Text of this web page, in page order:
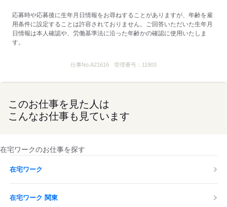
応募時や応募後に生年月日情報をお尋ねすることがありますが、年齢を雇
用条件に設定することは許容されておりません。ご回答いただいた生年月
日情報は本人確認や、労働基準法に沿った年齢かの確認に使用いたしま
す。
仕事No.A21616 管理番号： 11903
このお仕事を見た人は
こんなお仕事も見ています
在宅ワークのお仕事を探す
在宅ワーク
在宅ワーク 関東